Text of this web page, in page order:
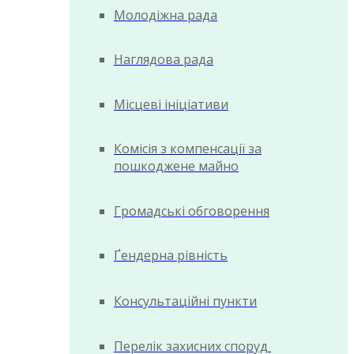
Молодіжна рада
Наглядова рада
Місцеві ініціативи
Комісія з компенсації за
пошкоджене майно
Громадські обговорення
Ґендерна рівність
Консультаційні пункти
Перелік захисних споруд